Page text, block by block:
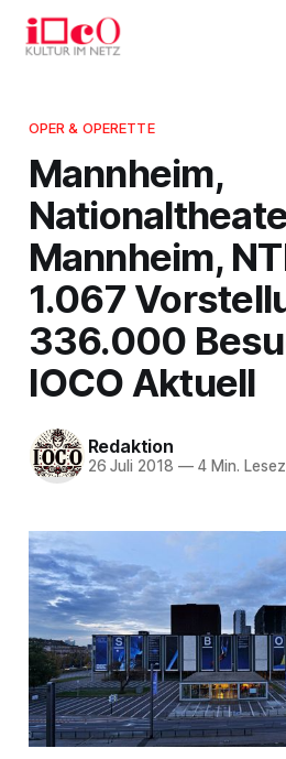
OPER & OPERETTE
Mannheim,
Mannheim,
1.067
336.000
IOCO Aktuell
Redaktion
26 Juli 2018 —4 Min.